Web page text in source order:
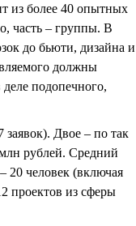
из более 40 опытных
часть – группы. В
до бьюти, дизайна и
должны
подопечного,
заявок). Двое – по так
рублей. Средний
20 человек (включая
проектов из сферы